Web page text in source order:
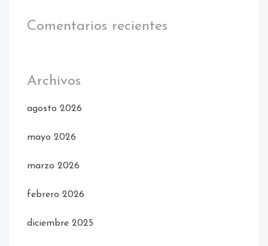
Comentarios recientes
Archivos
agosto 2026
mayo 2026
marzo 2026
febrero 2026
diciembre 2025